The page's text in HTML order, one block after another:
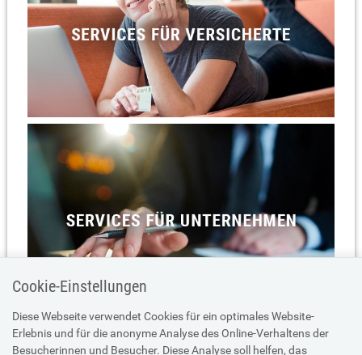
Cookie-Einstellungen
Diese Webseite verwendet Cookies für ein optimales Website-
Erlebnis und für die anonyme Analyse des Online-Verhaltens der
Besucherinnen und Besucher. Diese Analyse soll helfen, das